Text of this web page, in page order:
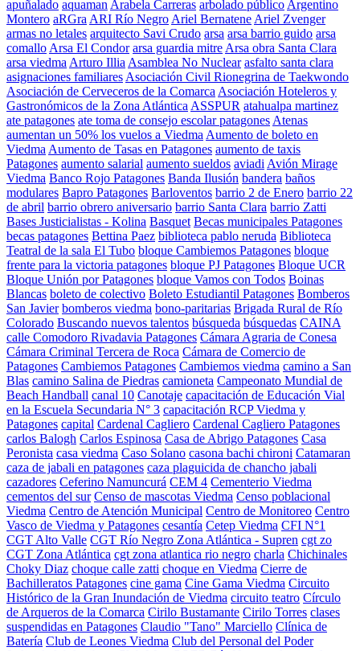
apuñalado aquaman Arabela Carreras arbolado público Argentino
Montero aRGra ARI Río Negro Ariel Bernatene Ariel Zvenger
armas no letales arquitecto Savi Crudo arsa arsa barrio guido arsa
comallo Arsa El Condor arsa guardia mitre Arsa obra Santa Clara
arsa viedma Arturo Illia Asamblea No Nuclear asfalto santa clara
asignaciones familiares Asociación Civil Rionegrina de Taekwondo
Asociación de Cerveceros de la Comarca Asociación Hoteleros y
Gastronómicos de la Zona Atlántica ASSPUR atahualpa martinez
ate patagones ate toma de consejo escolar patagones Atenas
aumentan un 50% los vuelos a Viedma Aumento de boleto en
Viedma Aumento de Tasas en Patagones aumento de taxis
Patagones aumento salarial aumento sueldos aviadi Avión Mirage
Viedma Banco Rojo Patagones Banda Ilusión bandera baños
modulares Bapro Patagones Barloventos barrio 2 de Enero barrio 22
de abril barrio obrero aniversario barrio Santa Clara barrio Zatti
Bases Justicialistas - Kolina Basquet Becas municipales Patagones
becas patagones Bettina Paez biblioteca pablo neruda Biblioteca
Teatral de la sala El Tubo bloque Cambiemos Patagones bloque
frente para la victoria patagones bloque PJ Patagones Bloque UCR
Bloque Unión por Patagones bloque Vamos con Todos Boinas
Blancas boleto de colectivo Boleto Estudiantil Patagones Bomberos
San Javier bomberos viedma bono-paritarias Brigada Rural de Río
Colorado Buscando nuevos talentos búsqueda búsquedas CAINA
calle Comodoro Rivadavia Patagones Cámara Agraria de Conesa
Cámara Criminal Tercera de Roca Cámara de Comercio de
Patagones Cambiemos Patagones Cambiemos viedma camino a San
Blas camino Salina de Piedras camioneta Campeonato Mundial de
Beach Handball canal 10 Canotaje capacitación de Educación Vial
en la Escuela Secundaria N° 3 capacitación RCP Viedma y
Patagones capital Cardenal Cagliero Cardenal Cagliero Patagones
carlos Balogh Carlos Espinosa Casa de Abrigo Patagones Casa
Peronista casa viedma Caso Solano casona bachi chironi Catamaran
caza de jabali en patagones caza plaguicida de chancho jabali
cazadores Ceferino Namuncurá CEM 4 Cementerio Viedma
cementos del sur Censo de mascotas Viedma Censo poblacional
Viedma Centro de Atención Municipal Centro de Monitoreo Centro
Vasco de Viedma y Patagones cesantía Cetep Viedma CFI N°1
CGT Alto Valle CGT Río Negro Zona Atlántica - Supren cgt zo
CGT Zona Atlántica cgt zona atlantica rio negro charla Chichinales
Choky Diaz choque calle zatti choque en Viedma Cierre de
Bachilleratos Patagones cine gama Cine Gama Viedma Circuito
Histórico de la Gran Inundación de Viedma circuito teatro Círculo
de Arqueros de la Comarca Cirilo Bustamante Cirilo Torres clases
suspendidas en Patagones Claudio "Tano" Marciello Clínica de
Batería Club de Leones Viedma Club del Personal del Poder